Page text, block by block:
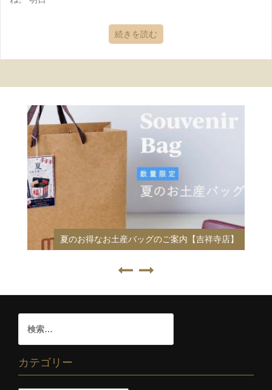
続きを読む
夏のお得なお土産バッグのご案内【吉祥寺店】
カテゴリー